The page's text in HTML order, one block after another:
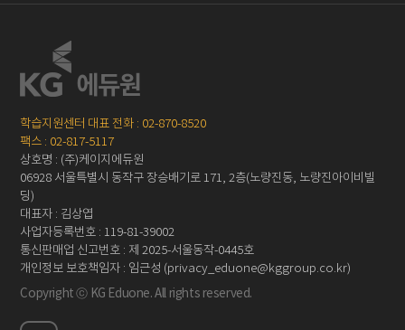
학습지원센터 대표 전화 : 02-870-8520
팩스 : 02-817-5117
상호명 : (주)케이지에듀원
06928 서울특별시 동작구 장승배기로 171, 2층(노량진동, 노량진아이비빌
딩)
대표자 : 김상엽
사업자등록번호 : 119-81-39002
통신판매업 신고번호 : 제 2025-서울동작-0445호
개인정보 보호책임자 : 임근성 (privacy_eduone@kggroup.co.kr)
Copyright ⓒ KG Eduone. All rights reserved.